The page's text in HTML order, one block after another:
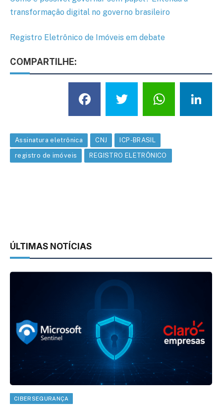
transformação digital no governo brasileiro
Registro Eletrônico de Imóveis em debate
COMPARTILHE:
Facebook
Twitter
Assinatura eletrônica CNJ ICP-BRASIL
registro de imóveis REGISTRO ELETRÔNICO
ÚLTIMAS NOTÍCIAS
CIBERSEGURANÇA